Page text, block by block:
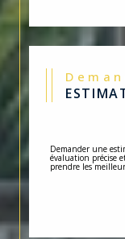
Demander une
évaluation précise
prendre les